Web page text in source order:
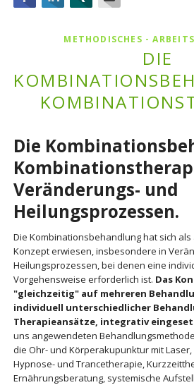
METHODISCHES -
DIE
Die
Veränderungs- und
Heilungsprozessen.
Die Kombinationsbehandlung hat sich
Konzept erwiesen, insbesondere in
Heilungsprozessen, bei denen eine
Vorgehensweise erforderlich ist. Das
"gleichzeitig" auf mehreren
individuell unterschiedlicher
Therapieansätze, integrativ
uns angewendeten
die Ohr- und Körperakupunktur mit Laser,
Hypnose- und Trancetherapie,
Ernährungsberatung, systemische